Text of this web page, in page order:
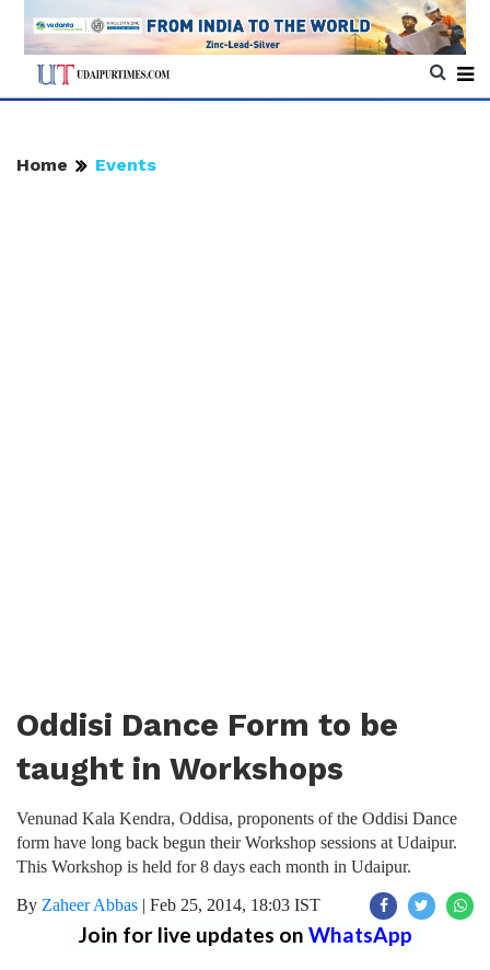
Home Events
Oddisi Dance Form to be
taught in Workshops
Venunad Kala Kendra, Oddisa, proponents of the Oddisi Dance
form have long back begun their Workshop sessions at Udaipur.
This Workshop is held for 8 days each month in Udaipur.
By Zaheer Abbas | Feb 25, 2014, 18:03 IST
Join for live updates on WhatsApp